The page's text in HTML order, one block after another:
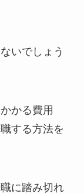
いでしょう
かる費用
する方法を
に踏み切れ